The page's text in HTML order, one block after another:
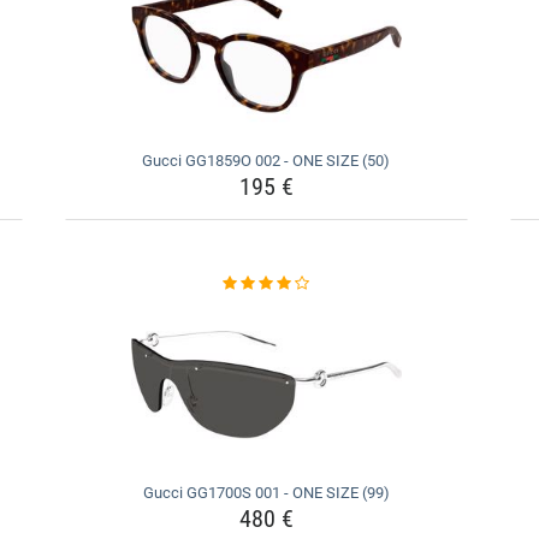
Gucci GG1859O 002 - ONE SIZE (50)
195 €
Gucci GG1700S 001 - ONE SIZE (99)
480 €